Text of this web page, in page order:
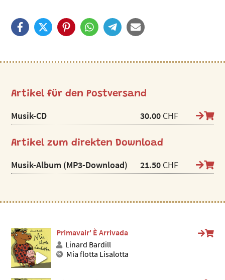
Artikel für den Postversand
Musik-CD 30.00 CHF
Artikel zum direkten Download
Musik-Album (MP3-Download) 21.50 CHF
Primavair' È Arrivada
Linard Bardill
Mia flotta Lisalotta